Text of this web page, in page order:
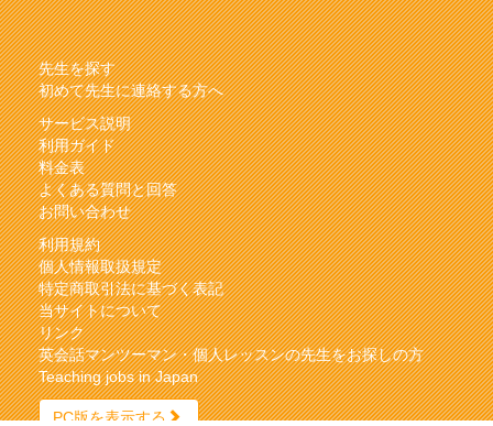
先生を探す
初めて先生に連絡する方へ
サービス説明
利用ガイド
料金表
よくある質問と回答
お問い合わせ
利用規約
個人情報取扱規定
特定商取引法に基づく表記
当サイトについて
リンク
英会話マンツーマン・個人レッスンの先生をお探しの方
Teaching jobs in Japan
PC版を表示する